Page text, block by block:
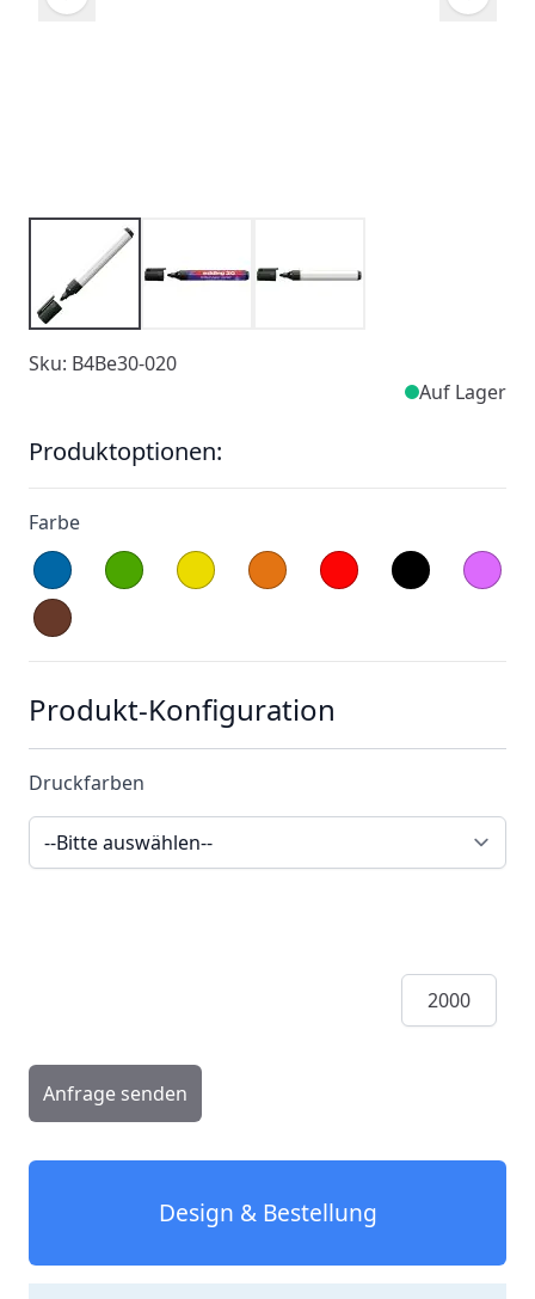
Sku: B4Be30-020
Auf Lager
Produktoptionen:
Farbe
Produkt-Konfiguration
Druckfarben
Menge
Anfrage senden
Design & Bestellung